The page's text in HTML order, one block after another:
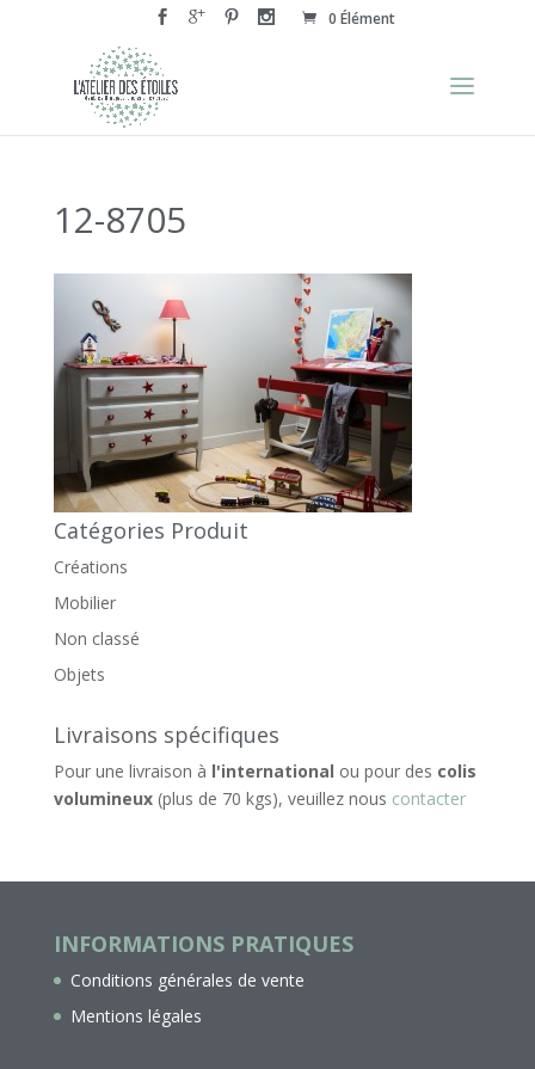
0 Élément
12-8705
Catégories Produit
Créations
Mobilier
Non classé
Objets
Livraisons spécifiques
Pour une livraison à l'international ou pour des colis
volumineux(plus de 70 kgs), veuillez nous contacter
INFORMATIONS PRATIQUES
Conditions générales de vente
Mentions légales